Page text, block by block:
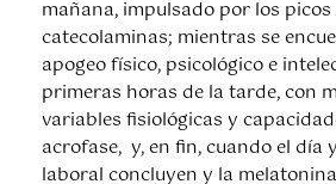
mañana, impulsado por los
catecolaminas; mientras se
apogeo físico, psicológico e
primeras horas de la tarde, con
variables fisiológicas y
acrofase, y, en fin, cuando el día
laboral concluyen y la